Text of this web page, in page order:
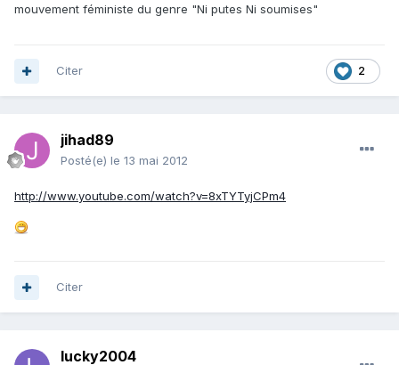
mouvement féministe du genre "Ni putes Ni soumises"
2
Citer
jihad89
Posté(e) le 13 mai 2012
http://www.youtube.com/watch?v=8xTYTyjCPm4
Citer
lucky2004